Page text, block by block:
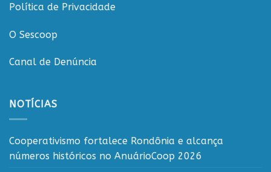
Política de Privacidade
O Sescoop
Canal de Denúncia
NOTÍCIAS
Cooperativismo fortalece Rondônia e alcança
números históricos no AnuárioCoop 2026